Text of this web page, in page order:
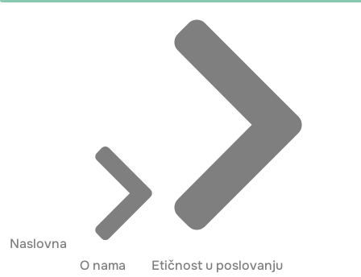
Naslovna
O nama
Etičnost u poslovanju